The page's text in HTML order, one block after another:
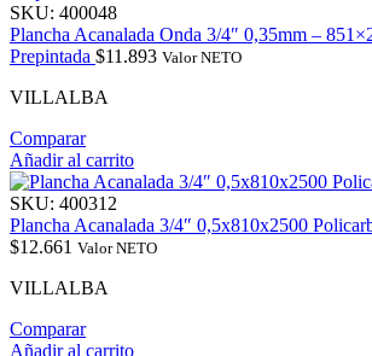
SKU: 400048
Plancha Acanalada Onda 3/4″ 0,35mm –
Prepintada $11.893 Valor NETO
VILLALBA
Comparar
Añadir al carrito
SKU: 400312
Plancha Acanalada 3/4″ 0,5x810x2500
$12.661 Valor NETO
VILLALBA
Comparar
Añadir al carrito